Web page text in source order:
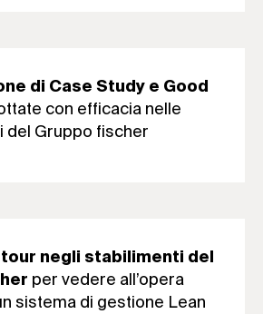
di Case Study e Good
con efficacia nelle
del Gruppo fischer
negli stabilimenti del
per vedere all’opera
sistema di gestione Lean